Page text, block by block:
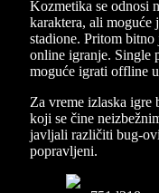
Kozmetika se odnosi
karaktera, ali
stadione. Pritom bitno
online igranje. Single
moguće igrati offline
Za vreme izlaska igre
koji se čine
javljali različiti bug-
popravljeni.